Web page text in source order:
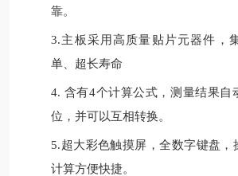
靠。
3.主板采用高质量贴片元器件，
单、超长寿命
4. 含有4个计算公式，测量结果自
位，并可以互相转换。
5.超大彩色触摸屏，全数字键盘，
计算方便快捷。